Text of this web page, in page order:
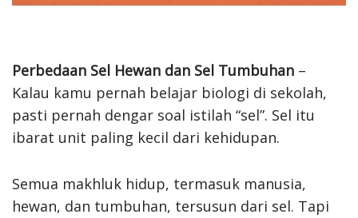
Perbedaan Sel Hewan dan Sel Tumbuhan –
Kalau kamu pernah belajar biologi di sekolah,
pasti pernah dengar soal istilah “sel”. Sel itu
ibarat unit paling kecil dari kehidupan.
Semua makhluk hidup, termasuk manusia,
hewan, dan tumbuhan, tersusun dari sel. Tapi